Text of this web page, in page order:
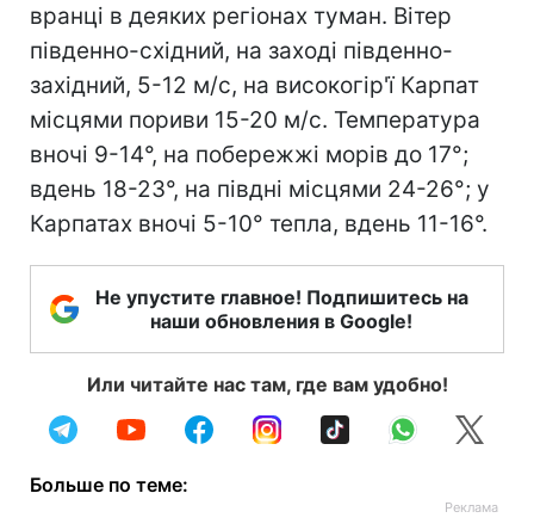
вранці в деяких регіонах туман. Вітер
південно-східний, на заході південно-
західний, 5-12 м/с, на високогір'ї Карпат
місцями пориви 15-20 м/с. Температура
вночі 9-14°, на побережжі морів до 17°;
вдень 18-23°, на півдні місцями 24-26°; у
Карпатах вночі 5-10° тепла, вдень 11-16°.
Не упустите главное! Подпишитесь на
наши обновления в Google!
Или читайте нас там, где вам удобно!
Больше по теме: